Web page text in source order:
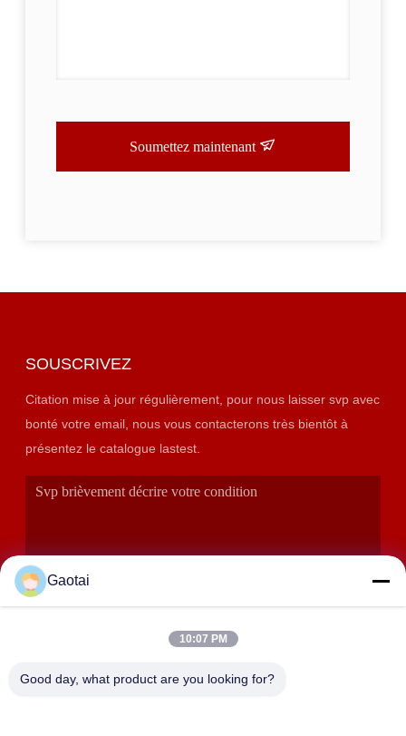
Soumettez maintenant
SOUSCRIVEZ
Citation mise à jour régulièrement, pour nous laisser svp avec
bonté votre email, nous vous contacterons très bientôt à
présentez le catalogue lastest.
Gaotai
10:07 PM
Good day, what product are you looking for?